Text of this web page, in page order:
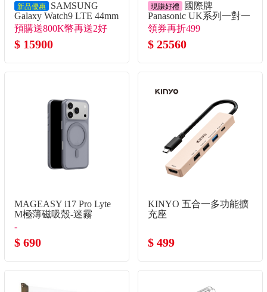
新品優惠
SAMSUNG
Galaxy Watch9 LTE 44mm
智慧手錶 冰川銀
預購送800K幣再送2好
禮！
$ 15900
現賺好禮
國際牌
Panasonic UK系列一對一
變頻單冷空調
領券再折499
$ 25560
MAGEASY i17 Pro Lyte
M極薄磁吸殼-迷霧
-
$ 690
KINYO 五合一多功能擴
充座
$ 499